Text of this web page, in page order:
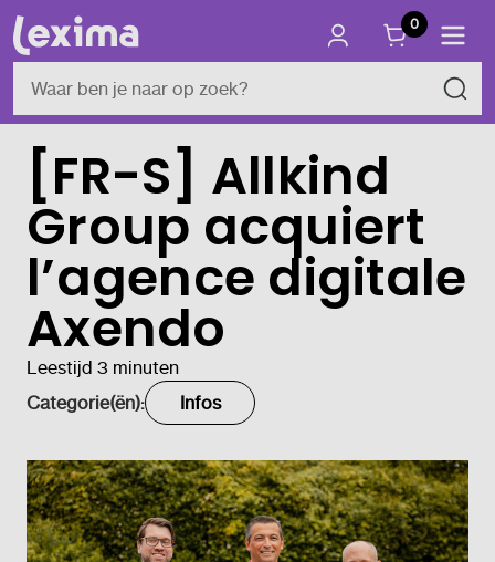
0
[FR-S] Allkind
Group acquiert
l’agence digitale
Axendo
Leestijd 3 minuten
Categorie(ën):
Infos